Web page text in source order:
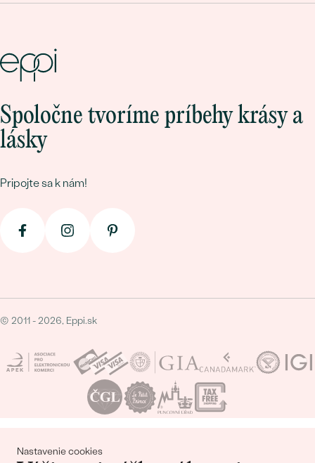
Nastavenie cookies
Spoločne tvoríme príbehy krásy a
lásky
Pripojte sa k nám!
© 2011 - 2026, Eppi.sk
Nákupný košík